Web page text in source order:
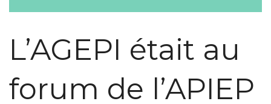
L’AGEPI était au
forum de l’APIEP